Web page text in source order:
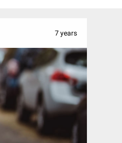
aus der Welt
7 years